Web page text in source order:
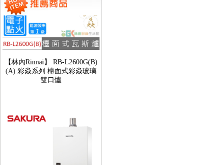
(A) 彩焱系列 檯面式彩焱玻璃
雙口爐